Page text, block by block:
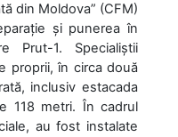
din Moldova” (CFM)
și punerea în
Prut-1. Specialiștii
proprii, în circa două
inclusiv estacada
118 metri. În cadrul
au fost instalate